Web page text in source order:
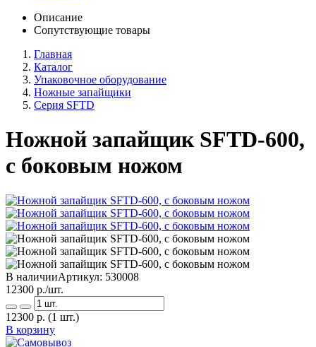
Описание
Сопутствующие товары
Главная
Каталог
Упаковочное оборудование
Ножные запайщики
Серия SFTD
Ножной запайщик SFTD-600,
с боковым ножом
В наличииАртикул: 530008
12300 р./шт.
12300 р. (1 шт.)
В корзину